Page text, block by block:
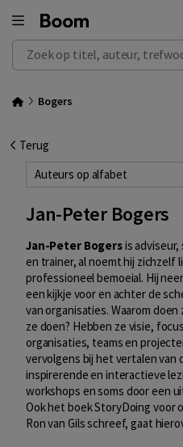
Zoek op titel, auteur, trefwoord
Bogers
Terug
Auteurs op alfabet
Jan-Peter Bogers
Jan-Peter Bogersis adviseur,
en trainer, al noemt hij zichzelf
professioneel bemoeial. Hij
een kijkje voor en achter de
van organisaties. Waarom doen
ze doen? Hebben ze visie,
organisaties, teams en
vervolgens bij het vertalen van
inspirerende en interactieve
workshops en soms door een
Ook het boek StoryDoing voor
Ron van Gils schreef, gaat